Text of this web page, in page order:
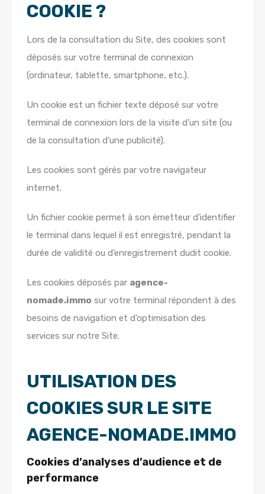
COOKIE ?
Lors de la consultation du Site, des cookies sont
déposés sur votre terminal de connexion
(ordinateur, tablette, smartphone, etc.).
Un cookie est un fichier texte déposé sur votre
terminal de connexion lors de la visite d’un site (ou
de la consultation d’une publicité).
Les cookies sont gérés par votre navigateur
internet.
Un fichier cookie permet à son émetteur d’identifier
le terminal dans lequel il est enregistré, pendant la
durée de validité ou d’enregistrement dudit cookie.
Les cookies déposés par agence-
nomade.immo sur votre terminal répondent à des
besoins de navigation et d’optimisation des
services sur notre Site.
UTILISATION DES
COOKIES SUR LE SITE
AGENCE-NOMADE.IMMO
Cookies d’analyses d’audience et de
performance